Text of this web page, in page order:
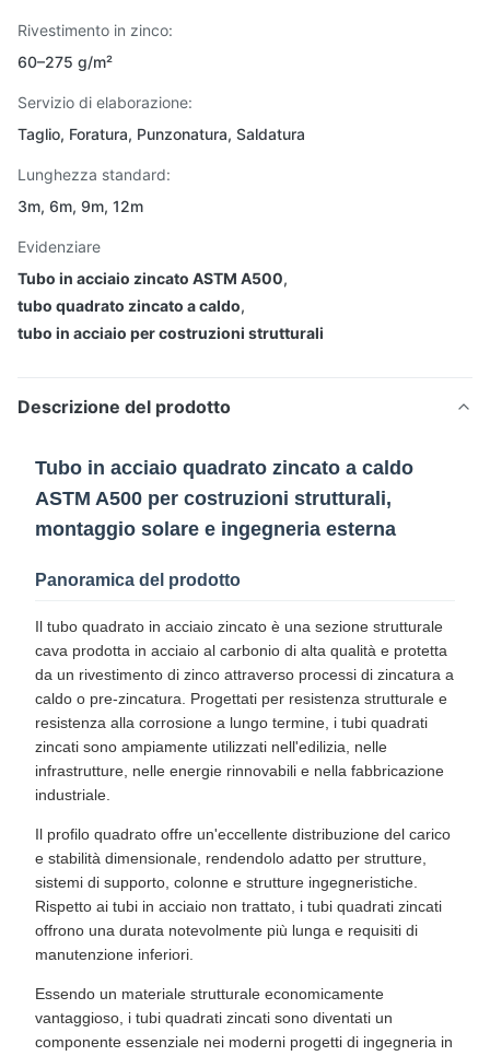
Rivestimento in zinco:
60–275 g/m²
Servizio di elaborazione:
Taglio, Foratura, Punzonatura, Saldatura
Lunghezza standard:
3m, 6m, 9m, 12m
Evidenziare
Tubo in acciaio zincato ASTM A500,
tubo quadrato zincato a caldo,
tubo in acciaio per costruzioni strutturali
Descrizione del prodotto
Tubo in acciaio quadrato zincato a caldo
ASTM A500 per costruzioni strutturali,
montaggio solare e ingegneria esterna
Panoramica del prodotto
Il tubo quadrato in acciaio zincato è una sezione strutturale
cava prodotta in acciaio al carbonio di alta qualità e protetta
da un rivestimento di zinco attraverso processi di zincatura a
caldo o pre-zincatura. Progettati per resistenza strutturale e
resistenza alla corrosione a lungo termine, i tubi quadrati
zincati sono ampiamente utilizzati nell'edilizia, nelle
infrastrutture, nelle energie rinnovabili e nella fabbricazione
industriale.
Il profilo quadrato offre un'eccellente distribuzione del carico
e stabilità dimensionale, rendendolo adatto per strutture,
sistemi di supporto, colonne e strutture ingegneristiche.
Rispetto ai tubi in acciaio non trattato, i tubi quadrati zincati
offrono una durata notevolmente più lunga e requisiti di
manutenzione inferiori.
Essendo un materiale strutturale economicamente
vantaggioso, i tubi quadrati zincati sono diventati un
componente essenziale nei moderni progetti di ingegneria in